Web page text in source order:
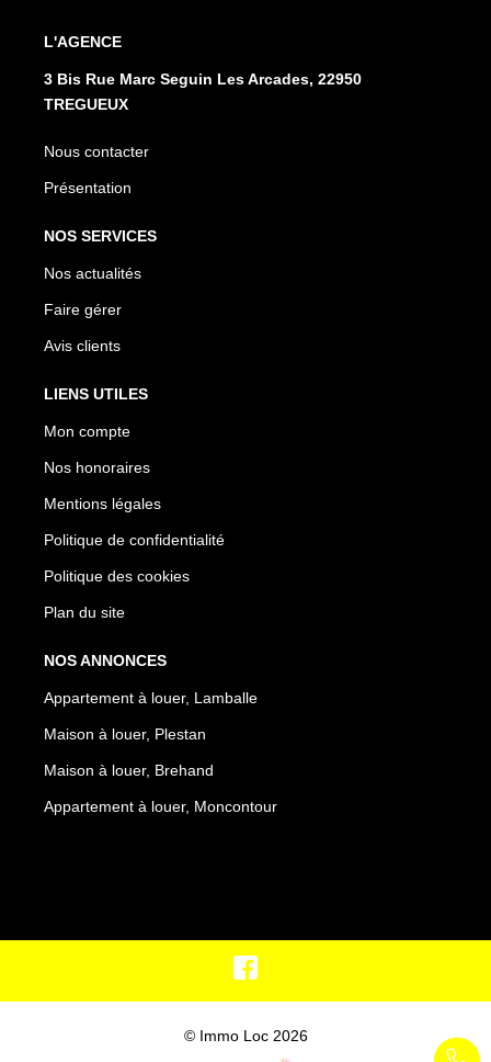
L'AGENCE
3 Bis Rue Marc Seguin Les Arcades, 22950
TREGUEUX
Nous contacter
Présentation
NOS SERVICES
Nos actualités
Faire gérer
Avis clients
LIENS UTILES
Mon compte
Nos honoraires
Mentions légales
Politique de confidentialité
Politique des cookies
Plan du site
NOS ANNONCES
Appartement à louer, Lamballe
Maison à louer, Plestan
Maison à louer, Brehand
Appartement à louer, Moncontour
© Immo Loc 2026